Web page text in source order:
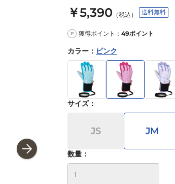
￥5,390 （税込） 送料無料
P 獲得ポイント： 49ポイント
カラー ： ピンク
サイズ：
JS JM
数量：